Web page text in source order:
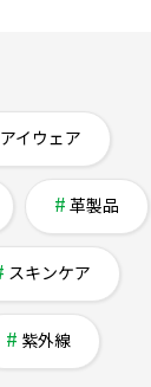
アイウェア
革製品
スキンケア
紫外線